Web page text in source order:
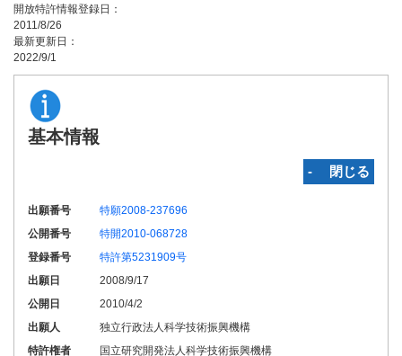
開放特許情報登録日：
2011/8/26
最新更新日：
2022/9/1
基本情報
‐ 閉じる
出願番号
特願2008-237696
公開番号
特開2010-068728
登録番号
特許第5231909号
出願日
2008/9/17
公開日
2010/4/2
出願人
独立行政法人科学技術振興機構
特許権者
国立研究開発法人科学技術振興機構